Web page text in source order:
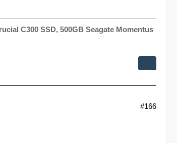
C300 SSD, 500GB Seagate Momentus
#166